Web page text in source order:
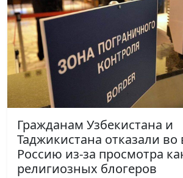
Гражданам Узбекистана и
Таджикистана отказали во
Россию из-за просмотра
религиозных блогеров